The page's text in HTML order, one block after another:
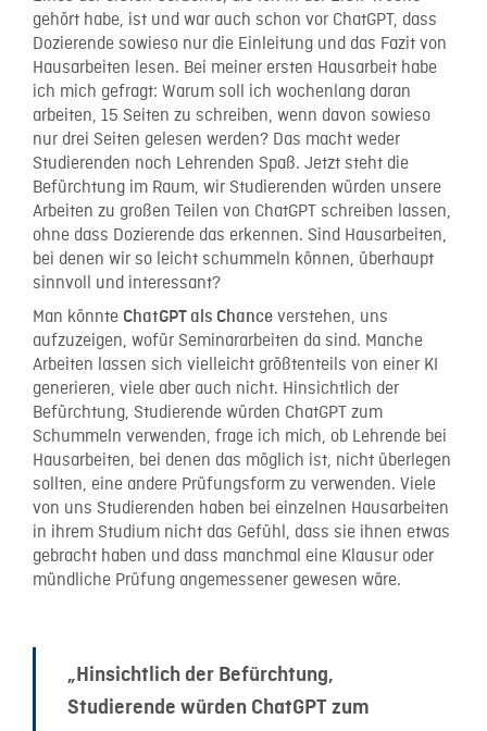
gehört habe, ist und war auch schon vor ChatGPT, dass
Dozierende sowieso nur die Einleitung und das Fazit von
Hausarbeiten lesen. Bei meiner ersten Hausarbeit habe
ich mich gefragt: Warum soll ich wochenlang daran
arbeiten, 15 Seiten zu schreiben, wenn davon sowieso
nur drei Seiten gelesen werden? Das macht weder
Studierenden noch Lehrenden Spaß. Jetzt steht die
Befürchtung im Raum, wir Studierenden würden unsere
Arbeiten zu großen Teilen von ChatGPT schreiben lassen,
ohne dass Dozierende das erkennen. Sind Hausarbeiten,
bei denen wir so leicht schummeln können, überhaupt
sinnvoll und interessant?
Man könnte ChatGPT als Chance verstehen, uns
aufzuzeigen, wofür Seminararbeiten da sind. Manche
Arbeiten lassen sich vielleicht größtenteils von einer KI
generieren, viele aber auch nicht. Hinsichtlich der
Befürchtung, Studierende würden ChatGPT zum
Schummeln verwenden, frage ich mich, ob Lehrende bei
Hausarbeiten, bei denen das möglich ist, nicht überlegen
sollten, eine andere Prüfungsform zu verwenden. Viele
von uns Studierenden haben bei einzelnen Hausarbeiten
in ihrem Studium nicht das Gefühl, dass sie ihnen etwas
gebracht haben und dass manchmal eine Klausur oder
mündliche Prüfung angemessener gewesen wäre.
„Hinsichtlich der Befürchtung,
Studierende würden ChatGPT zum